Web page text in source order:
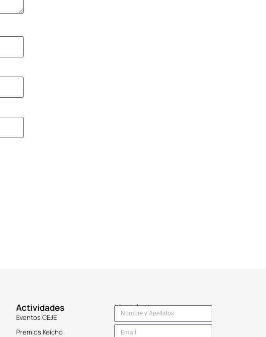
Actividades
Eventos CEJE
Premios Keicho
Newsletter